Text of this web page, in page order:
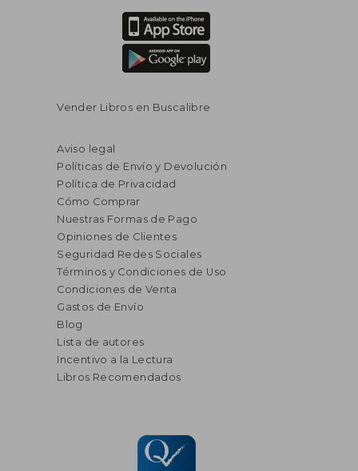
Vender Libros en Buscalibre
Aviso legal
Políticas de Envío y Devolución
Política de Privacidad
Cómo Comprar
Nuestras Formas de Pago
Opiniones de Clientes
Seguridad Redes Sociales
Términos y Condiciones de Uso
Condiciones de Venta
Gastos de Envío
Blog
Lista de autores
Incentivo a la Lectura
Libros Recomendados